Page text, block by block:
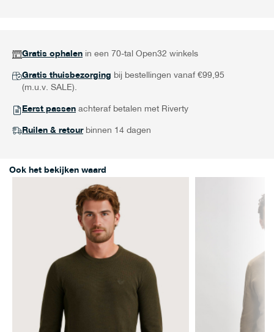
Gratis ophalen in een 70-tal Open32 winkels
Gratis thuisbezorging bij bestellingen vanaf €99,95
(m.u.v. SALE).
Eerst passen achteraf betalen met Riverty
Ruilen & retourbinnen 14 dagen
Ook het bekijken waard